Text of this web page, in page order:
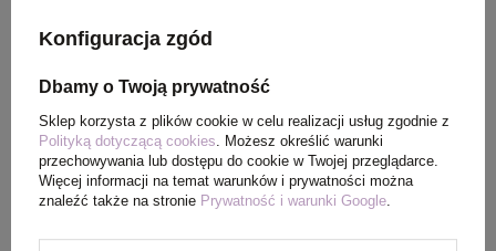
Kolor
Materiał PVC
Wymiary
produktu
23,4 x 16,3 x 0,2 cm
Konfiguracja zgód
Dbamy o Twoją prywatność
Sklep korzysta z plików cookie w celu realizacji usług zgodnie z
Polityką dotyczącą cookies. Możesz określić warunki
przechowywania lub dostępu do cookie w Twojej przeglądarce.
Więcej informacji na temat warunków i prywatności można
znaleźć także na stronie Prywatność i warunki Google.